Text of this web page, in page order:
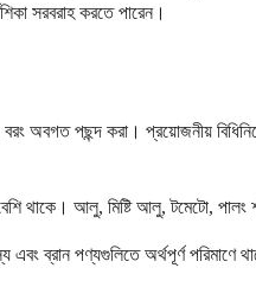
সরবরাহ করতে পারেন।
বরং অবগত পছন্দ করা। প্রয়োজনীয়
থাকে। আলু, মিষ্টি আলু, টমেটো,
ব্রান পণ্যগুলিতে অর্থপূর্ণ পরিমাণে